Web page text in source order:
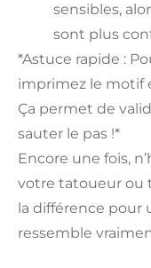
sensibles,
sont plus
*Astuce rapide :
imprimez le motif
Ça permet de
sauter le pas !*
Encore une fois,
votre tatoueur ou
la différence pour
ressemble